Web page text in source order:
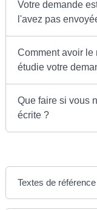
Votre demande
l'avez pas
Comment avoir le
étudie votre
Que faire si vous
écrite ?
Textes de référence